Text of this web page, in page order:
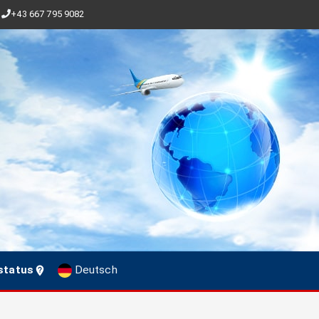
+43 667 795 9082
Deutsch